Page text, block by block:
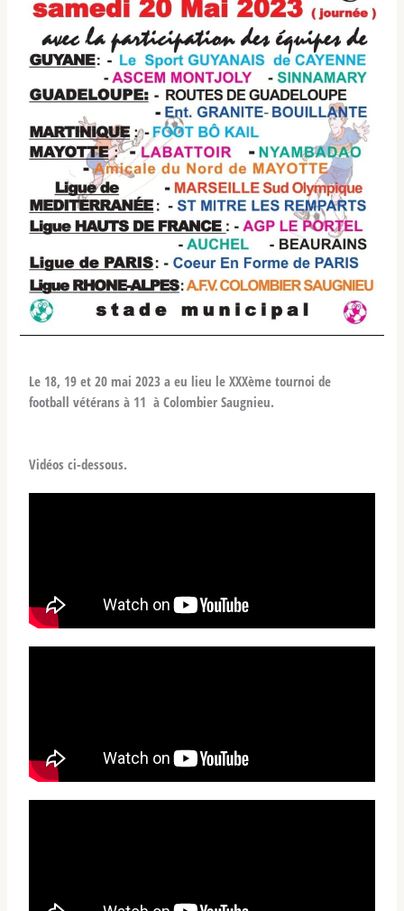
Le 18, 19 et 20 mai 2023 a eu lieu le XXXème tournoi de
football vétérans à 11 à Colombier Saugnieu.
Vidéos ci-dessous.